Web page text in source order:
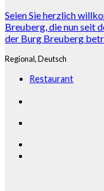
Seien Sie herzlich
Breuberg, die nun seit
der Burg Breuberg
Regional,Deutsch
Restaurant